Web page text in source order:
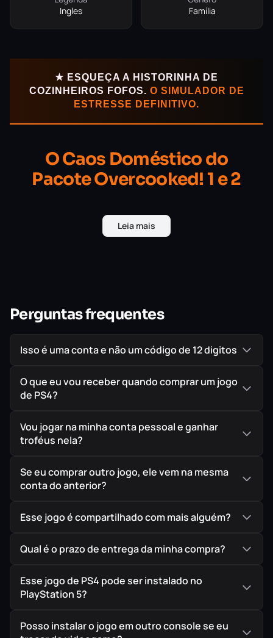
Ingles
Família
★ ESQUEÇA A HISTORINHA DE
COZINHEIROS FOFOS. O SIMULADOR DE
ESTRESSE DEFINITIVO.
O Caos Doméstico do
Pacote Overcooked! 1 e 2
Cebola, mas a realidade mecânica do
a sua capacidade de comunicação e trabalho
sob pressão. Garanta o seu acesso através de
seu perfil oficial com seus amigos e gerencie o
meio do expediente.
brutal de conteúdo. Você leva as duas obras-
Overcooked! 2 eleva o cinismo mecânico ao
arremessar ingredientes crus na cara do seu
parceiro que está do outro lado do cenário.
O pacote entrega os dois jogos base de uma só vez.
Leia mais
Perguntas frequentes
Isso é uma conta e não um código de 12 digitos
O que eu vou receber quando comprar um jogo
de PS4?
Vou jogar na minha conta pessoal e ganhar
troféus nela?
Se eu comprar outro jogo, ele vem na mesma
conta do anterior?
Esse jogo é compartilhado com mais alguém?
Qual é o prazo de entrega da minha compra?
Esse jogo de PS4 pode ser instalado no
PlayStation 5?
Posso instalar o jogo em outro console se eu